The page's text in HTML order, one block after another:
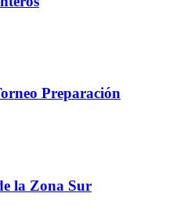
Preparación
la Zona Sur